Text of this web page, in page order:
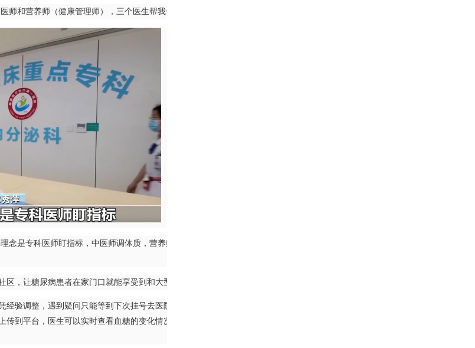
师和营养师（健康管理师），三个医生帮我一起调理身体，让我更安心。
念是专科医师盯指标，中医师调体质，营养师（健康管理师）管生活，三个角色各有
让糖尿病患者在家门口就能享受到和大型医院一样的医疗服务。
调整，遇到疑问只能等到下次挂号去医院再问医生。四川泸州通过数字化平台，
到平台，医生可以实时查看血糖的变化情况。一旦发现异常，医生能第一时间进行